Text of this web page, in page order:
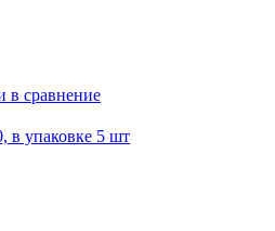
в сравнение
в упаковке 5 шт